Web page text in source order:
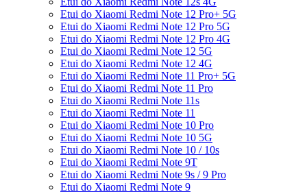
Etui do Xiaomi Redmi Note 12 Pro+ 5G
Etui do Xiaomi Redmi Note 12 Pro 5G
Etui do Xiaomi Redmi Note 12 Pro 4G
Etui do Xiaomi Redmi Note 12 5G
Etui do Xiaomi Redmi Note 12 4G
Etui do Xiaomi Redmi Note 11 Pro+ 5G
Etui do Xiaomi Redmi Note 11 Pro
Etui do Xiaomi Redmi Note 11s
Etui do Xiaomi Redmi Note 11
Etui do Xiaomi Redmi Note 10 Pro
Etui do Xiaomi Redmi Note 10 5G
Etui do Xiaomi Redmi Note 10 / 10s
Etui do Xiaomi Redmi Note 9T
Etui do Xiaomi Redmi Note 9s / 9 Pro
Etui do Xiaomi Redmi Note 9